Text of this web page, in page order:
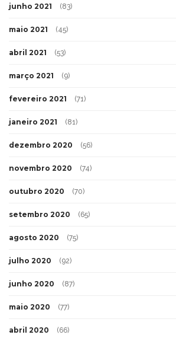
junho 2021 (83)
maio 2021 (45)
abril 2021 (53)
março 2021 (9)
fevereiro 2021 (71)
janeiro 2021 (81)
dezembro 2020 (56)
novembro 2020 (74)
outubro 2020 (70)
setembro 2020 (65)
agosto 2020 (75)
julho 2020 (92)
junho 2020 (87)
maio 2020 (77)
abril 2020 (66)